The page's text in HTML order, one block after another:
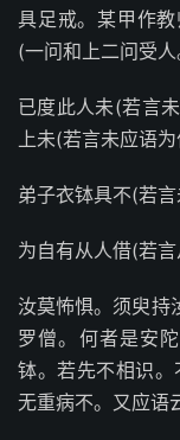
具足戒。某甲作
(一问和上二问受
已度此人未(若言
上未(若言未应语
弟子衣钵具不(若
为自有从人借(若
汝莫怖惧。须臾持
罗僧。何者是安
钵。若先不相识
无重病不。又应语